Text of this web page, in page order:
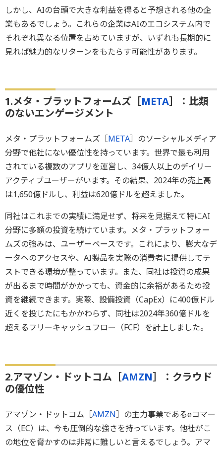
しかし、AIの台頭で大きな利益を得ると予想される他の企
業もあるでしょう。これらの企業はAIのエコシステム内で
それぞれ異なる位置を占めていますが、いずれも長期的に
見れば魅力的なリターンをもたらす可能性があります。
1.メタ・プラットフォームズ［META］：比類
のないエンゲージメント
メタ・プラットフォームズ［META］のソーシャルメディア
分野で他社にない優位性を持っています。世界で最も利用
されている複数のアプリを運営し、34億人以上のデイリー
アクティブユーザーがいます。その結果、2024年の売上高
は1,650億ドルし、利益は620億ドルを超えました。
同社はこれまでの実績に満足せず、将来を見据えて特にAI
分野に多額の投資を続けています。メタ・プラットフォー
ムズの強みは、ユーザーベースです。これにより、膨大なデ
ータへのアクセスや、AI製品を実際の消費者に提供してテ
ストできる環境が整っています。また、同社は投資の成果
が出るまで時間がかかっても、資金的に余裕があるため投
資を継続できます。実際、設備投資（CapEx）に400億ドル
近くを投じたにもかかわらず、同社は2024年360億ドルを
超えるフリーキャッシュフロー（FCF）を計上しました。
2.アマゾン・ドットコム［AMZN］：クラウド
の優位性
アマゾン・ドットコム［AMZN］の主力事業であるeコマー
ス（EC）は、今も圧倒的な強さを持っています。他社がこ
の地位を脅かすのは非常に難しいと言えるでしょう。アマ